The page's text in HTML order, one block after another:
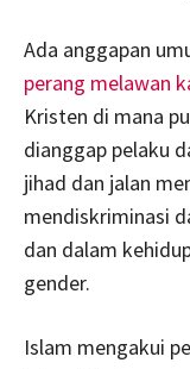
Ada anggapan
perang melawan
Kristen di mana
dianggap pelaku
jihad dan jalan
mendiskriminasi
dan dalam
gender.
Islam mengakui